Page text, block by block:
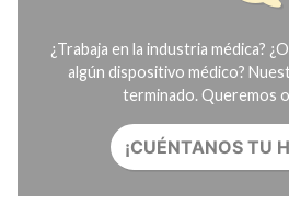
¿Trabaja en la industria médica?
algún dispositivo médico?
terminado. Queremos
¡CUÉNTANOS TU